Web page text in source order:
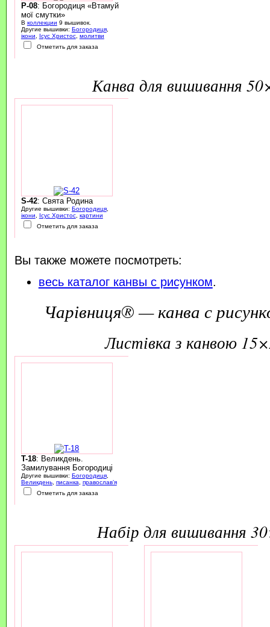
P-08: Богородиця «Втамуй
мої смутки»
В коллекции 9 вышивок.
Другие вышивки: Богородиця,
ікони
Ісус Христос, молитви
Отметить для заказа
канва для вишивання
S-42: Свята Родина
Другие вышивки: Богородиця,
ікони, Ісус Христос, картини
Отметить для заказа
Вы также можете посмотреть:
весь каталог канвы с рисунком.
Чарівниця® — канва с
листівка з канвою
T-18: Великдень.
Замилування Богородиці
Другие вышивки: Богородиця,
Великдень, писанка
православ’я
Отметить для заказа
набір для вишивання